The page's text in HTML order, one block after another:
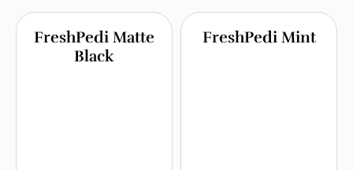
FreshPedi Matte
Black
FreshPedi Mint